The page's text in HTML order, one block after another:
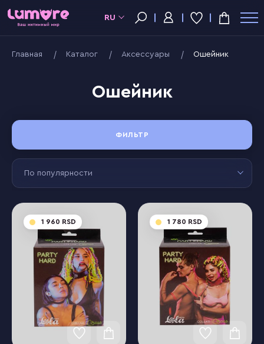
RU
Главная Kаталог Аксессуары Ошейник
Ошейник
ФИЛЬТР
По популярности
1 960 1 780